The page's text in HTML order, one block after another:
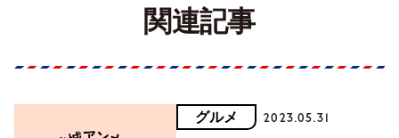
関連記事
グルメ 2023.05.31